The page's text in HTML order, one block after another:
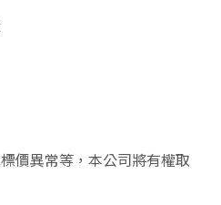
價異常等，本公司將有權取